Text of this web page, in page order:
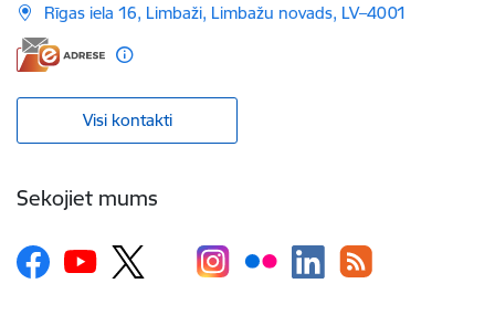
Rīgas iela 16, Limbaži, Limbažu novads, LV–4001
Visi kontakti
Sekojiet mums